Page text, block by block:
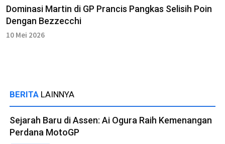
Dominasi Martin di GP Prancis Pangkas Selisih Poin
Dengan Bezzecchi
10 Mei 2026
BERITA LAINNYA
Sejarah Baru di Assen: Ai Ogura Raih Kemenangan
Perdana MotoGP